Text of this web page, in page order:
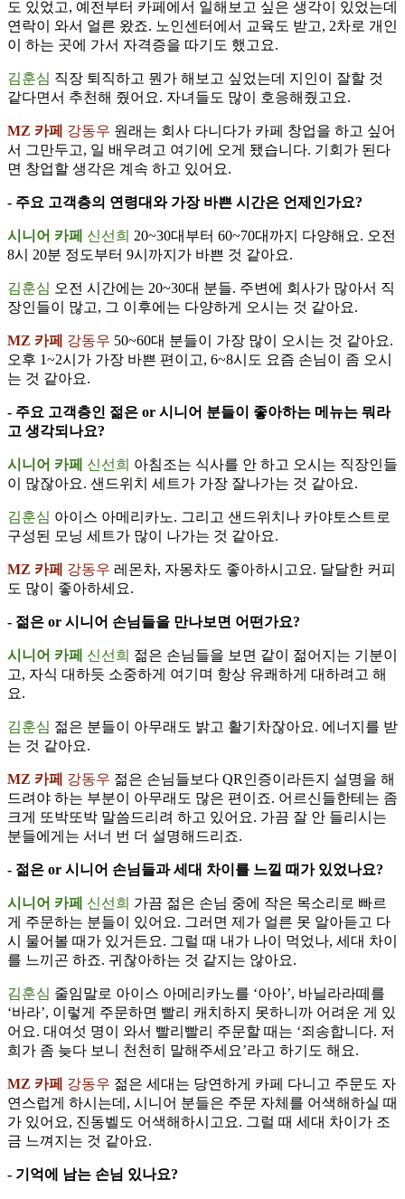
도 있었고, 예전부터 카페에서 일해보고 싶은 생각이 있었는데
연락이 와서 얼른 왔죠. 노인센터에서 교육도 받고, 2차로 개인
이 하는 곳에 가서 자격증을 따기도 했고요.
김훈심 직장 퇴직하고 뭔가 해보고 싶었는데 지인이 잘할 것
같다면서 추천해 줬어요. 자녀들도 많이 호응해줬고요.
MZ 카페 강동우 원래는 회사 다니다가 카페 창업을 하고 싶어
서 그만두고, 일 배우려고 여기에 오게 됐습니다. 기회가 된다
면 창업할 생각은 계속 하고 있어요.
- 주요 고객층의 연령대와 가장 바쁜 시간은 언제인가요?
시니어 카페 신선희 20~30대부터 60~70대까지 다양해요. 오전
8시 20분 정도부터 9시까지가 바쁜 것 같아요.
김훈심 오전 시간에는 20~30대 분들. 주변에 회사가 많아서 직
장인들이 많고, 그 이후에는 다양하게 오시는 것 같아요.
MZ 카페 강동우 50~60대 분들이 가장 많이 오시는 것 같아요.
오후 1~2시가 가장 바쁜 편이고, 6~8시도 요즘 손님이 좀 오시
는 것 같아요.
- 주요 고객층인 젊은 or 시니어 분들이 좋아하는 메뉴는 뭐라
고 생각되나요?
시니어 카페 신선희 아침조는 식사를 안 하고 오시는 직장인들
이 많잖아요. 샌드위치 세트가 가장 잘나가는 것 같아요.
김훈심 아이스 아메리카노. 그리고 샌드위치나 카야토스트로
구성된 모닝 세트가 많이 나가는 것 같아요.
MZ 카페 강동우 레몬차, 자몽차도 좋아하시고요. 달달한 커피
도 많이 좋아하세요.
- 젊은 or 시니어 손님들을 만나보면 어떤가요?
시니어 카페 신선희 젊은 손님들을 보면 같이 젊어지는 기분이
고, 자식 대하듯 소중하게 여기며 항상 유쾌하게 대하려고 해
요.
김훈심 젊은 분들이 아무래도 밝고 활기차잖아요. 에너지를 받
는 것 같아요.
MZ 카페 강동우 젊은 손님들보다 QR인증이라든지 설명을 해
드려야 하는 부분이 아무래도 많은 편이죠. 어르신들한테는 좀
크게 또박또박 말씀드리려 하고 있어요. 가끔 잘 안 들리시는
분들에게는 서너 번 더 설명해드리죠.
- 젊은 or 시니어 손님들과 세대 차이를 느낄 때가 있었나요?
시니어 카페 신선희 가끔 젊은 손님 중에 작은 목소리로 빠르
게 주문하는 분들이 있어요. 그러면 제가 얼른 못 알아듣고 다
시 물어볼 때가 있거든요. 그럴 때 내가 나이 먹었나, 세대 차이
를 느끼곤 하죠. 귀찮아하는 것 같지는 않아요.
김훈심 줄임말로 아이스 아메리카노를 ‘아아’, 바닐라라떼를
‘바라’, 이렇게 주문하면 빨리 캐치하지 못하니까 어려운 게 있
어요. 대여섯 명이 와서 빨리빨리 주문할 때는 ‘죄송합니다. 저
희가 좀 늦다 보니 천천히 말해주세요’라고 하기도 해요.
MZ 카페 강동우 젊은 세대는 당연하게 카페 다니고 주문도 자
연스럽게 하시는데, 시니어 분들은 주문 자체를 어색해하실 때
가 있어요, 진동벨도 어색해하시고요. 그럴 때 세대 차이가 조
금 느껴지는 것 같아요.
- 기억에 남는 손님 있나요?